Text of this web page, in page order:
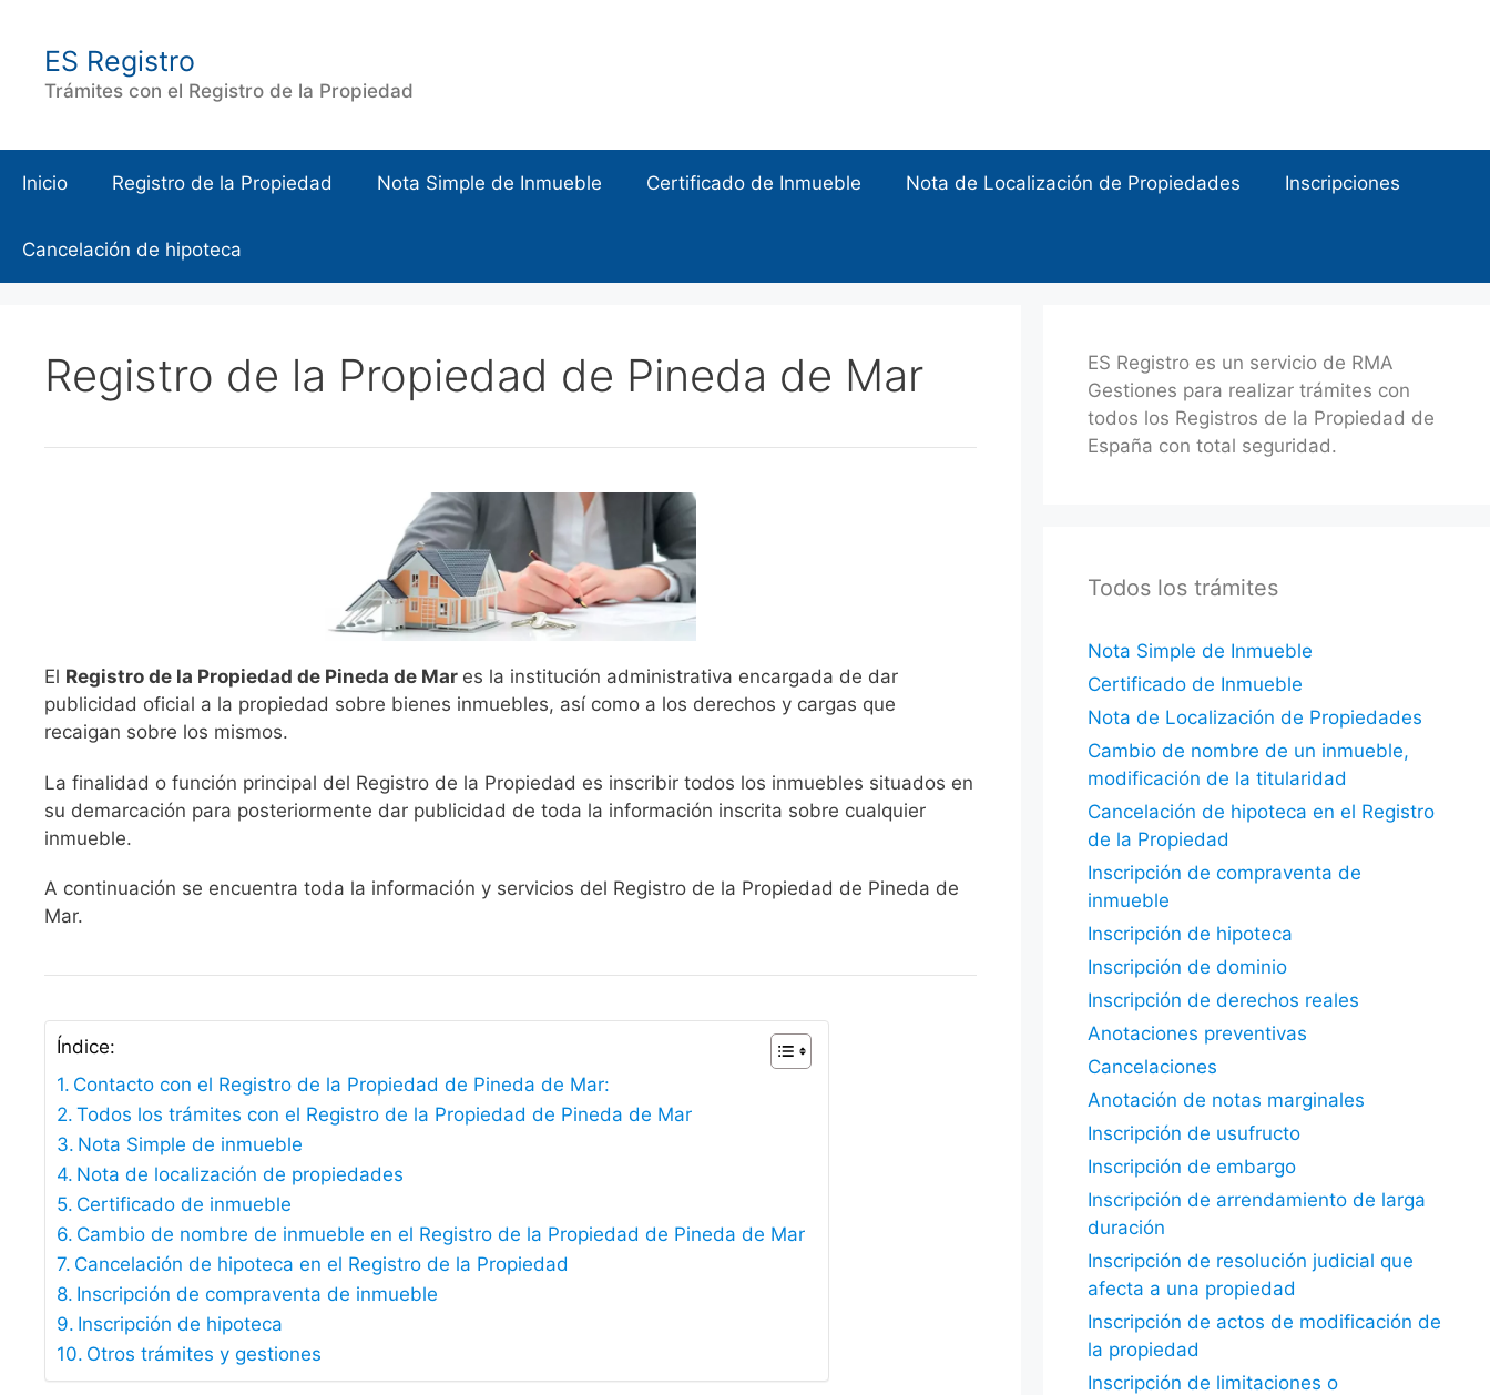
contenidoES Registro
Trámites con el Registro de la Propiedad
Inicio Registro de la Propiedad Nota Simple de Inmueble Certificado de Inmueble Nota de Localización de Propiedades Inscripciones
Cancelación de hipoteca
Registro de la Propiedad de Pineda de Mar
El Registro de la Propiedad de Pineda de Mar es la institución administrativa encargada de dar
publicidad oficial a la propiedad sobre bienes inmuebles, así como a los derechos y cargas que
recaigan sobre los mismos.
La finalidad o función principal del Registro de la Propiedad es inscribir todos los inmuebles situados en
su demarcación para posteriormente dar publicidad de toda la información inscrita sobre cualquier
inmueble.
A continuación se encuentra toda la información y servicios del Registro de la Propiedad de Pineda de
Mar.
Índice:
Contacto con el Registro de la Propiedad de Pineda de Mar:
Todos los trámites con el Registro de la Propiedad de Pineda de Mar
Nota Simple de inmueble
Nota de localización de propiedades
Certificado de inmueble
Cambio de nombre de inmueble en el Registro de la Propiedad de Pineda de Mar
Cancelación de hipoteca en el Registro de la Propiedad
Inscripción de compraventa de inmueble
Inscripción de hipoteca
Otros trámites y gestiones
ES Registro es un servicio de RMA
Gestiones para realizar trámites con
todos los Registros de la Propiedad de
España con total seguridad.
Todos los trámites
Nota Simple de Inmueble
Certificado de Inmueble
Nota de Localización de Propiedades
Cambio de nombre de un inmueble,
modificación de la titularidad
Cancelación de hipoteca en el Registro
de la Propiedad
Inscripción de compraventa de
inmueble
Inscripción de hipoteca
Inscripción de dominio
Inscripción de derechos reales
Anotaciones preventivas
Cancelaciones
Anotación de notas marginales
Inscripción de usufructo
Inscripción de embargo
Inscripción de arrendamiento de larga
duración
Inscripción de resolución judicial que
afecta a una propiedad
Inscripción de actos de modificación de
la propiedad
Inscripción de limitaciones o